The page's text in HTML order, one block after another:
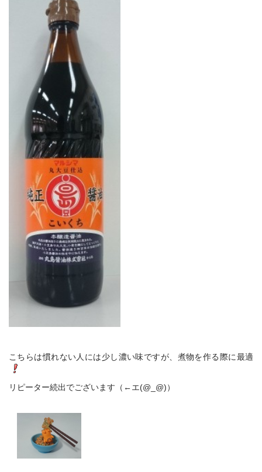
こちらは慣れない人には少し濃い味ですが、煮物を作る際に最適
リピーター続出でございます（←エ(@_@)）